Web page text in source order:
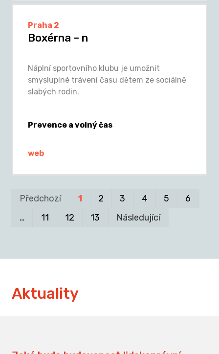
Praha 2
Boxérna – n
Náplní sportovního klubu je umožnit
smysluplné trávení času dětem ze sociálně
slabých rodin.
Prevence a volný čas
web
Předchozí 1 2 3 4 5
6
…
11 12 13 Následující
Aktuality